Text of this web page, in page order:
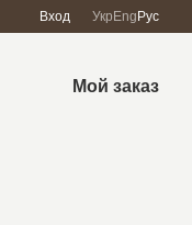
Вход Укр Eng Рус
Мой заказ